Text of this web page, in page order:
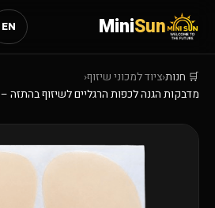
MiniSun
EN
🛒 חנות‹ציוד למכוני שיזוף‹
מדבקות הגנה לכפות הרגליים לשיזוף בהתזה – 50 זוגות